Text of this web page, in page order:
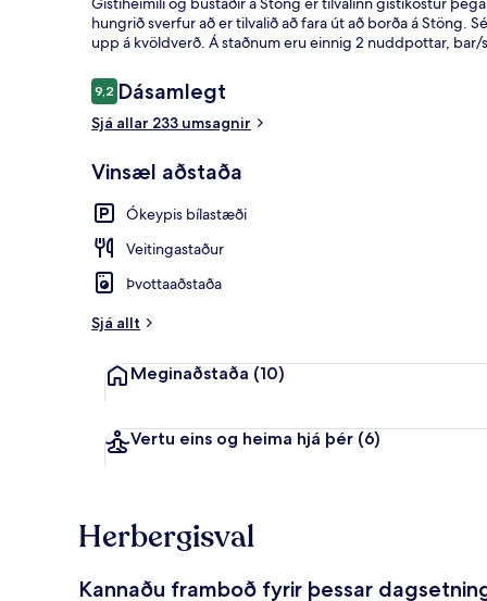
hungrið sverfur að er tilvalið að fara út að borða á Stöng.
upp á kvöldverð. Á staðnum eru einnig 2 nuddpottar,
Umsagnir
9,29,2 af 10
Dásamlegt
Sjá allar 233 umsagnir
Vinsæl aðstaða
Ókeypis bílastæði
Veitingastaður
Þvottaaðstaða
Sjá allt
Meginaðstaða (10)
Vertu eins og heima hjá þér (6)
Herbergisval
Kannaðu framboð fyrir þessar